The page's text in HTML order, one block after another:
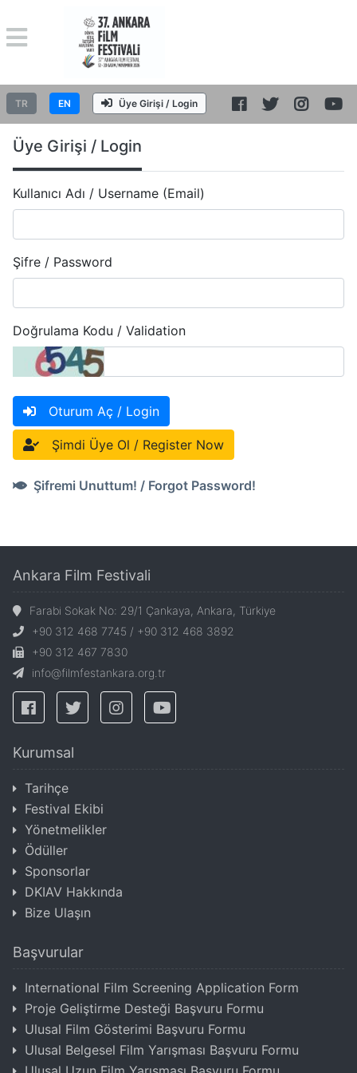
TR EN Üye Girişi / Login
Üye Girişi / Login
Kullanıcı Adı / Username (Email)
Şifre / Password
Doğrulama Kodu / Validation
Oturum Aç / Login
Şimdi Üye Ol / Register Now
Şifremi Unuttum! / Forgot Password!
Ankara Film Festivali
Farabi Sokak No: 29/1 Çankaya, Ankara, Türkiye
+90 312 468 7745 / +90 312 468 3892
+90 312 467 7830
info@filmfestankara.org.tr
Kurumsal
Tarihçe
Festival Ekibi
Yönetmelikler
Ödüller
Sponsorlar
DKIAV Hakkında
Bize Ulaşın
Başvurular
International Film Screening Application Form
Proje Geliştirme Desteği Başvuru Formu
Ulusal Film Gösterimi Başvuru Formu
Ulusal Belgesel Film Yarışması Başvuru Formu